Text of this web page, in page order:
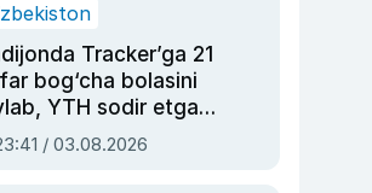
Tracker’ga 21
bog‘cha bolasini
YTH sodir etgan
sud hukmi o‘qildi
/ 03.08.2026